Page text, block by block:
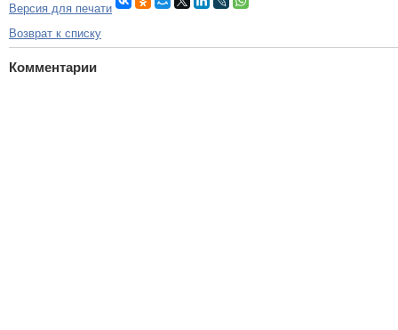
Версия для печати
Возврат к списку
Комментарии